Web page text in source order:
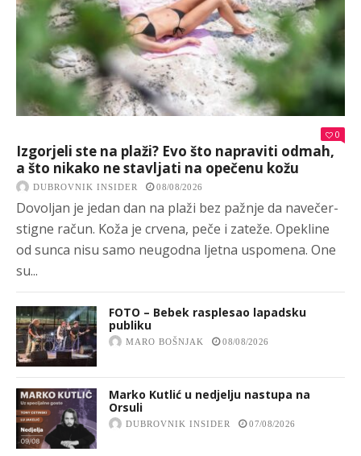
0
Izgorjeli ste na plaži? Evo što napraviti odmah,
a što nikako ne stavljati na opečenu kožu
DUBROVNIK INSIDER 08/08/2026
Dovoljan je jedan dan na plaži bez pažnje da navečer-
stigne račun. Koža je crvena, peče i zateže. Opekline
od sunca nisu samo neugodna ljetna uspomena. One
su...
FOTO – Bebek rasplesao lapadsku
publiku
MARO BOŠNJAK 08/08/2026
Marko Kutlić u nedjelju nastupa na
Orsuli
DUBROVNIK INSIDER 07/08/2026